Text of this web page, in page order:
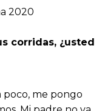
2020
corridas, ¿usted
poco, me pongo